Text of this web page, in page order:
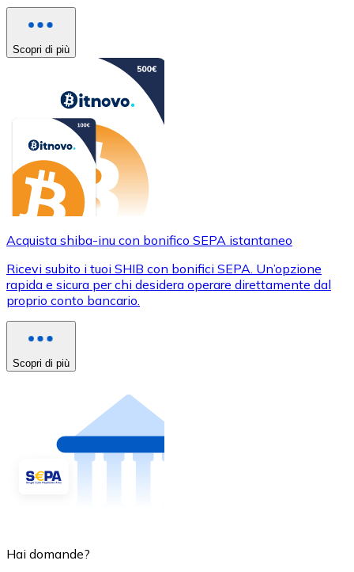
Scopri di più
Acquista shiba-inu con bonifico SEPA istantaneo
Ricevi subito i tuoi SHIB con bonifici SEPA. Un’opzione
rapida e sicura per chi desidera operare direttamente dal
proprio conto bancario.
Scopri di più
Hai domande?